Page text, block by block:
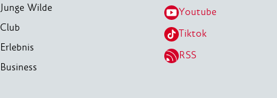
Junge Wilde
Club
Erlebnis
Business
Youtube
Tiktok
RSS